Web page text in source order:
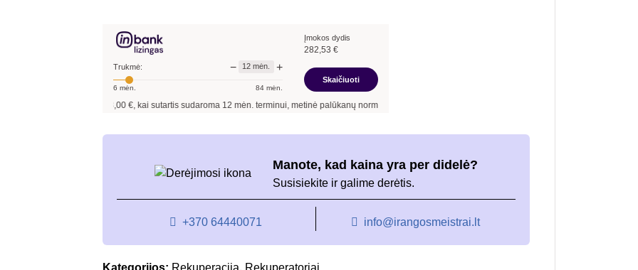
700-
Trukmė: − 12 mėn. +
6 mėn. 84mėn.
Įmokos dydis
282,53 €
Skaičiuoti
€, kai sutartis sudaroma12mėn. terminui, metinė palūkanų norma –9,90 %, sutarties sudarymo mokestis -
Manote, kad kaina yra per didelė?
Susisiekite ir galime derėtis.
+370 64440071 info@irangosmeistrai.lt
Kategorijos: Rekuperacija, Rekuperatoriai